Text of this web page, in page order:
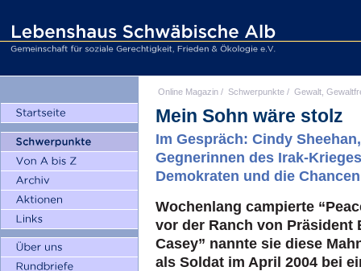
Online Magazin / Schwerpunkte / Gewalt,
Mein Sohn wäre stolz
Im Gespräch: Cindy Sheehan
Gegnerinnen des Irak-
Demokraten und die
Wochenlang campierte
vor der Ranch von Präsident
Casey” nannte sie diese
als Soldat im April 2004 bei